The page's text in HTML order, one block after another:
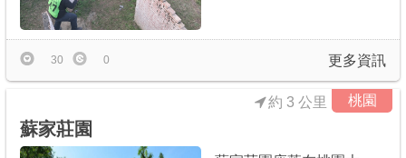
更多資訊
30 0
桃園
約 3 公里
蘇家莊園